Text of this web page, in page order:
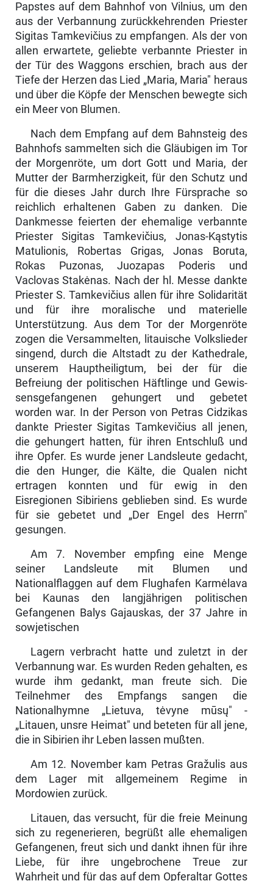
Papstes auf dem Bahnhof von Vilnius, um den
aus der Verbannung zurückkehrenden Priester
Sigitas Tamkevičius zu emp­fangen. Als der von
allen erwartete, geliebte verbannte Priester in
der Tür des Waggons erschien, brach aus der
Tiefe der Herzen das Lied „Maria, Maria" heraus
und über die Köpfe der Menschen bewegte sich
ein Meer von Blumen.
Nach dem Empfang auf dem Bahnsteig des
Bahnhofs sammelten sich die Gläubigen im Tor
der Morgenröte, um dort Gott und Maria, der
Mutter der Barmherzigkeit, für den Schutz und
für die dieses Jahr durch Ihre Für­sprache so
reichlich erhaltenen Gaben zu danken. Die
Dankmesse feierten der ehemalige verbannte
Priester Sigitas Tamkevičius, Jonas-Kąstytis
Matu­lionis, Robertas Grigas, Jonas Boruta,
Rokas Puzonas, Juozapas Poderis und
Vaclovas Stakėnas. Nach der hl. Messe dankte
Priester S. Tamkevičius allen für ihre Solidarität
und für ihre moralische und materielle
Unterstüt­zung. Aus dem Tor der Morgenröte
zogen die Versammelten, litauische Volkslieder
singend, durch die Altstadt zu der Kathedrale,
unserem Haupt­heiligtum, bei der für die
Befreiung der politischen Häftlinge und Gewis­
sensgefangenen gehungert und gebetet
worden war. In der Person von Petras Cidzikas
dankte Priester Sigitas Tamkevičius all jenen,
die gehungert hatten, für ihren Entschluß und
ihre Opfer. Es wurde jener Landsleute gedacht,
die den Hunger, die Kälte, die Qualen nicht
ertragen konnten und für ewig in den
Eisregionen Sibiriens geblieben sind. Es wurde
für sie gebetet und „Der Engel des Herrn"
gesungen.
Am 7. November empfing eine Menge
seiner Landsleute mit Blumen und
Nationalflaggen auf dem Flughafen Karmėlava
bei Kaunas den langjähri­gen politischen
Gefangenen Balys Gajauskas, der 37 Jahre in
sowjetischen
Lagern verbracht hatte und zuletzt in der
Verbannung war. Es wurden Reden gehalten, es
wurde ihm gedankt, man freute sich. Die
Teilnehmer des Empfangs sangen die
Nationalhymne „Lietuva, tėvyne mūsų" -
„Litauen, unsre Heimat" und beteten für all jene,
die in Sibirien ihr Leben lassen mußten.
Am 12. November kam Petras Gražulis aus
dem Lager mit allgemeinem Regime in
Mordowien zurück.
Litauen, das versucht, für die freie Meinung
sich zu regenerieren, begrüßt alle ehemaligen
Gefangenen, freut sich und dankt ihnen für ihre
Liebe, für ihre ungebrochene Treue zur
Wahrheit und für das auf dem Opferaltar Gottes